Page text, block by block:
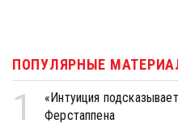
ПОПУЛЯРНЫЕ
1
«Интуиция
Ферстаппена